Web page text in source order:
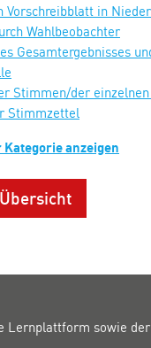
Vorschreibblatt in
Wahlbeobachter
Gesamtergebnisses
Stimmen/der
Stimmzettel
anzeigen
Lernplattform sowie